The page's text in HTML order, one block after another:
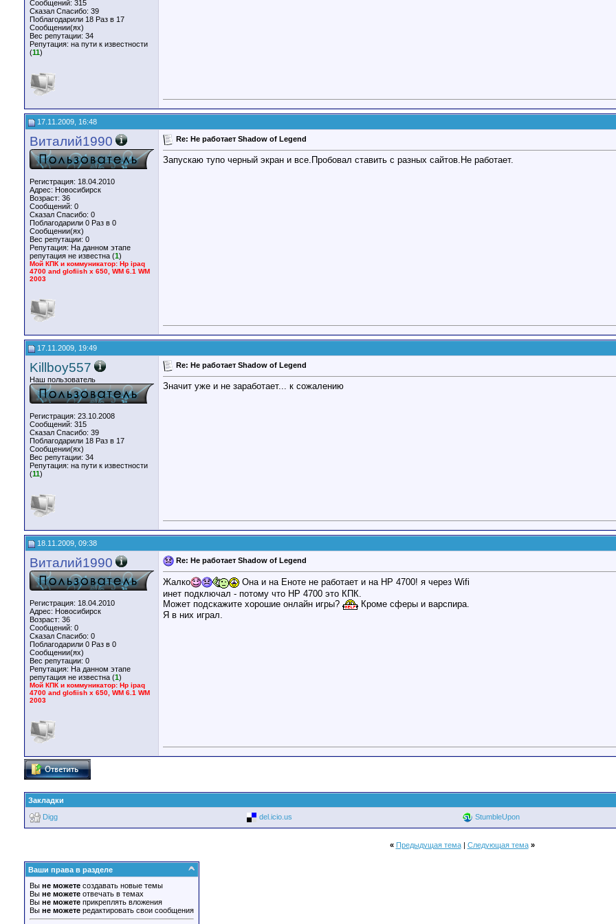
Сообщений: 315
Сказал Спасибо: 39
Поблагодарили 18 Раз в 17
Сообщении(ях)
Вес репутации: 34
Репутация: на пути к известности
(11)
17.11.2009, 16:48
Виталий1990
Регистрация: 18.04.2010
Адрес: Новосибирск
Возраст: 36
Сообщений: 0
Сказал Спасибо: 0
Поблагодарили 0 Раз в 0
Сообщении(ях)
Вес репутации: 0
Репутация: На данном этапе
репутация не известна (1)
Мой КПК и коммуникатор: Hp ipaq
4700 and glofiish x 650, WM 6.1 WM
2003
Re: Не работает Shadow of Legend
Запускаю тупо черный экран и все.Пробовал ставить с разных сайтов.Не работает.
17.11.2009, 19:49
Killboy557
Наш пользователь
Регистрация: 23.10.2008
Сообщений: 315
Сказал Спасибо: 39
Поблагодарили 18 Раз в 17
Сообщении(ях)
Вес репутации: 34
Репутация: на пути к известности
(11)
Re: Не работает Shadow of Legend
Значит уже и не заработает... к сожалению
18.11.2009, 09:38
Виталий1990
Регистрация: 18.04.2010
Адрес: Новосибирск
Возраст: 36
Сообщений: 0
Сказал Спасибо: 0
Поблагодарили 0 Раз в 0
Сообщении(ях)
Вес репутации: 0
Репутация: На данном этапе
репутация не известна (1)
Мой КПК и коммуникатор: Hp ipaq
4700 and glofiish x 650, WM 6.1 WM
2003
Re: Не работает Shadow of Legend
Жалко
Она и на Еноте не работает и на HP 4700! я через Wifi
инет подключал - потому что HP 4700 это КПК.
Может подскажите хорошие онлайн игры?
Кроме сферы и варспира.
Я в них играл.
Закладки
Digg
del.icio.us StumbleUpon
« Предыдущая тема| Следующая тема »
Ваши права в разделе
Вы не можете создавать новые темы
Вы не можете отвечать в темах
Вы не можете прикреплять вложения
Вы не можете редактировать свои сообщения